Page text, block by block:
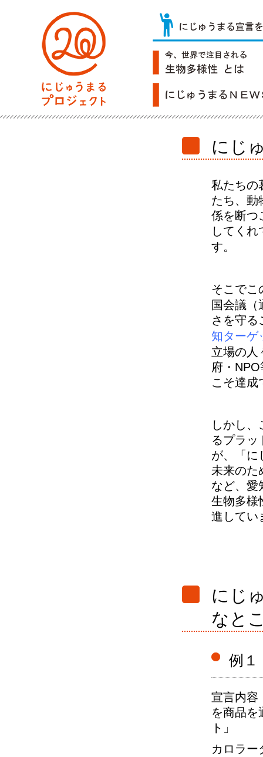
にじ
私たちの
たち、動
係を断つ
してくれ
す。
そこでこ
国会議（
さを守る
知ターゲ
立場の人
府・
こそ達成
しかし
るプラッ
が、「に
未来のた
など、愛
生物多様
進してい
にじ
なと
例
宣言内容
を商品を
ト」
カロラー